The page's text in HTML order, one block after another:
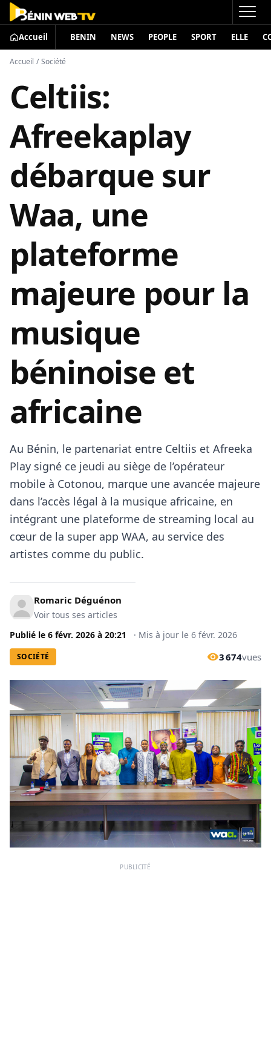
Accueil BENIN NEWS PEOPLE SPORT ELLE
Accueil / Société
Celtiis:
Afreekaplay
débarque sur
Waa, une
plateforme
majeure pour la
musique
béninoise et
africaine
Au Bénin, le partenariat entre Celtiis et Afreeka
Play signé ce jeudi au siège de l’opérateur
mobile à Cotonou, marque une avancée majeure
dans l’accès légal à la musique africaine, en
intégrant une plateforme de streaming local au
cœur de la super app WAA, au service des
artistes comme du public.
Romaric Déguénon
Voir tous ses articles
Publié le 6 févr. 2026 à 20:21 · Mis à jour le 6 févr. 2026
SOCIÉTÉ 3 674vues
PUBLICITÉ